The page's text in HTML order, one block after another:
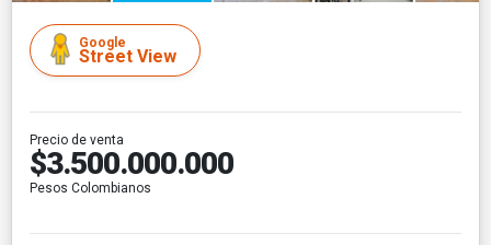
Google
Street View
Precio de venta
$3.500.000.000
Pesos Colombianos